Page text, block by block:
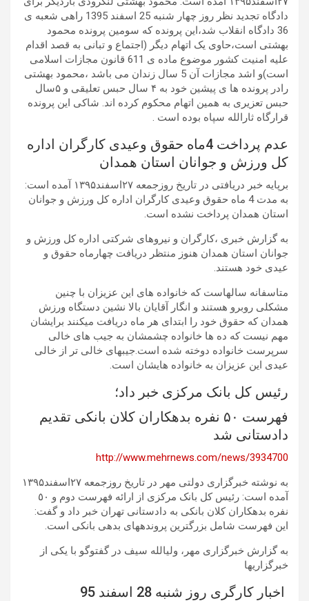
دادگاه تجدید نظر روز چهار شنبه 25 اسفند 1395 راهی شعبه ی
36 دادگاه انقلاب شد،این پرونده که سومین پرونده محمود
بهشتی است،حاوی یک اتهام دیگر (اجتماع و تبانی به قصد اقدام
علیه امنیت کشور موضوع ماده ی 611 قانون مجازات اسلامی
است)و اشد مجازات آن 5 سال زندان می باشد ،محمود بهشتی
رادر پرونده ها ی پیشین خود به ۴ سال حبس تعلیقی و ۵سال
حبس تعزیری به همین اتهام محکوم کرده اند. شاکی این پرونده
قرارگاه ثارالله سپاه بوده است .
عدم پرداخت 4ماه حقوق وعیدی کارگران اداره
کل ورزش و جوانان استان همدان
برپایه خبر دریافتی در تاریخ روزجمعه ۲۷اسفند۱۳۹۵ آمده است:
به مدت 4 ماه حقوق وعیدی کارگران اداره کل ورزش و جوانان
استان همدان پرداخت نشده است.
به گزارش خبری ،کارگران و نیروهای شرکتی اداره کل ورزش و
جوانان استان همدان هنوز منتظر دریافت چهارماه حقوق و
عیدی خود هستند.
متاسفانه سالهاست که خانواده های این عزیزان با چنین
مشکلی روبرو هستند و انگار آقایان بالا نشین دستگاه ورزش
همدان که حقوق خود را ابتدای هر ماه دریافت میکنند برایشان
مهم نیست که ده ها خانواده چشمشان به جیب های خالی
سرپرست خانواده دوخته شده است.جیبهای خالی تر از خالی
عیدی این عزیزان به خانواده هایشان است.
رئیس کل بانک مرکزی خبر داد؛
فهرست ۵۰ نفره بدهکاران کلان بانکی تقدیم
دادستانی شد
http://www.mehrnews.com/news/3934700
به نوشته خبرگزاری دولتی مهر در تاریخ روزجمعه ۲۷اسفند۱۳۹۵
آمده است: رئیس کل بانک مرکزی از ارائه فهرست دوم و ٥٠
نفره بدهکاران کلان بانکی به دادستانی تهران خبر داد و گفت:
این فهرست شامل بزرگترین پروندههای بدهی بانکی است.
به گزارش خبرگزاری مهر، ولیالله سیف در گفتوگو با یکی از
خبرگزاریها
اخبار کارگری روز شنبه 28 اسفند 95